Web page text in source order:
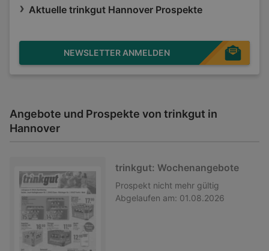
Aktuelle trinkgut Hannover Prospekte
NEWSLETTER ANMELDEN
Angebote und Prospekte von trinkgut in
Hannover
trinkgut: Wochenangebote
Prospekt nicht mehr gültig
Abgelaufen am: 01.08.2026